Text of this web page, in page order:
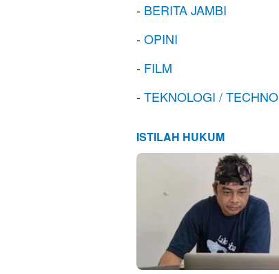
- BERITA JAMBI
-OPINI
- FILM
-TEKNOLOGI / TECHNO
ISTILAH HUKUM